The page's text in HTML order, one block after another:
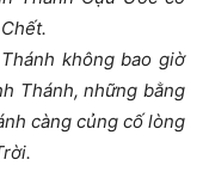
không bao giờ
Thánh, những bằng
càng củng cố lòng